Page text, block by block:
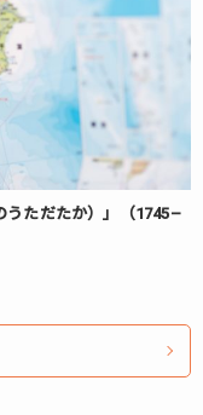
うただたか）」（1745–